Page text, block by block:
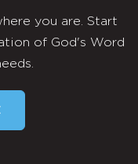
you are. Start
of God's Word